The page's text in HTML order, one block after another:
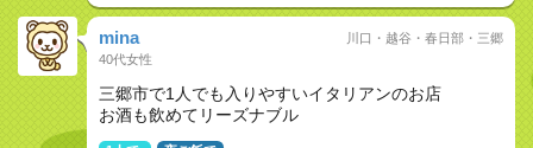
mina
40代女性
川口・越谷・春日部・三郷
三郷市で1人でも入りやすいイタリアンのお店
お酒も飲めてリーズナブル